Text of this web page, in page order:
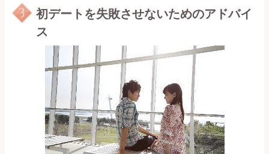
初デートを失敗させないためのアドバイ
ス